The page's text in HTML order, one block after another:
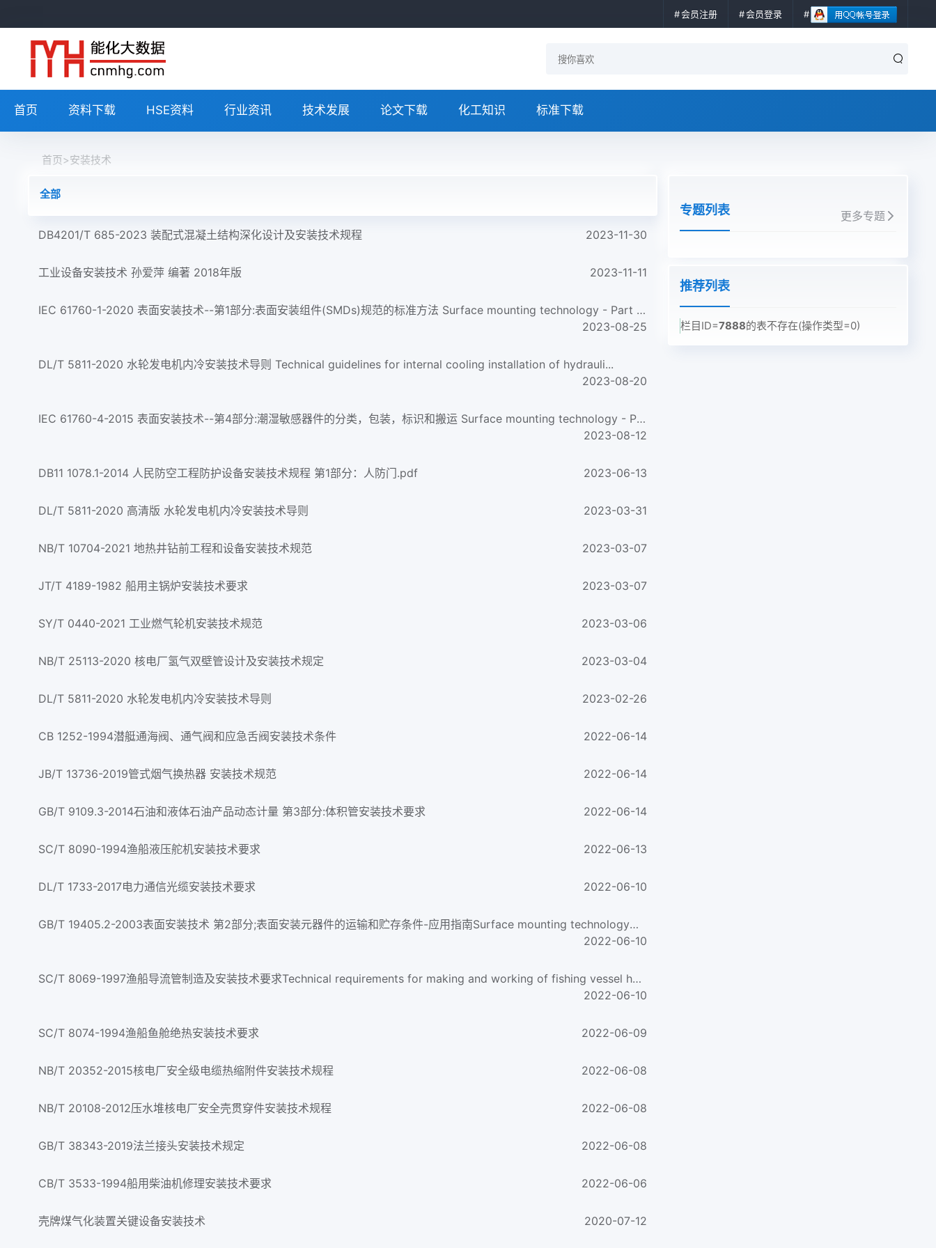
会员注册 会员登录
首页 资料下载 HSE资料 行业资讯 技术发展 论文下载 化工知识 标准下载
首页>安装技术
全部
DB4201/T 685-2023 装配式混凝土结构深化设计及安装技术规程 2023-11-30
工业设备安装技术 孙爱萍 编著 2018年版 2023-11-11
IEC 61760-1-2020 表面安装技术--第1部分:表面安装组件(SMDs)规范的标准方法 Surface mounting technology - Part 1...
2023-08-25
DL/T 5811-2020 水轮发电机内冷安装技术导则 Technical guidelines for internal cooling installation of hydrauli...
2023-08-20
IEC 61760-4-2015 表面安装技术--第4部分:潮湿敏感器件的分类，包装，标识和搬运 Surface mounting technology - Part 4...
2023-08-12
DB11 1078.1-2014 人民防空工程防护设备安装技术规程 第1部分：人防门.pdf 2023-06-13
DL/T 5811-2020 高清版 水轮发电机内冷安装技术导则 2023-03-31
NB/T 10704-2021 地热井钻前工程和设备安装技术规范 2023-03-07
JT/T 4189-1982 船用主锅炉安装技术要求 2023-03-07
SY/T 0440-2021 工业燃气轮机安装技术规范 2023-03-06
NB/T 25113-2020 核电厂氢气双壁管设计及安装技术规定 2023-03-04
DL/T 5811-2020 水轮发电机内冷安装技术导则 2023-02-26
CB 1252-1994潜艇通海阀、通气阀和应急舌阀安装技术条件 2022-06-14
JB/T 13736-2019管式烟气换热器 安装技术规范 2022-06-14
GB/T 9109.3-2014石油和液体石油产品动态计量 第3部分:体积管安装技术要求 2022-06-14
SC/T 8090-1994渔船液压舵机安装技术要求 2022-06-13
DL/T 1733-2017电力通信光缆安装技术要求 2022-06-10
GB/T 19405.2-2003表面安装技术 第2部分;表面安装元器件的运输和贮存条件-应用指南Surface mounting technology—P...
2022-06-10
SC/T 8069-1997渔船导流管制造及安装技术要求Technical requirements for making and working of fishing vessel ho...
2022-06-10
SC/T 8074-1994渔船鱼舱绝热安装技术要求 2022-06-09
NB/T 20352-2015核电厂安全级电缆热缩附件安装技术规程 2022-06-08
NB/T 20108-2012压水堆核电厂安全壳贯穿件安装技术规程 2022-06-08
GB/T 38343-2019法兰接头安装技术规定 2022-06-08
CB/T 3533-1994船用柴油机修理安装技术要求 2022-06-06
壳牌煤气化装置关键设备安装技术 2020-07-12
专题列表 更多专题
推荐列表
栏目ID=7888的表不存在(操作类型=0)